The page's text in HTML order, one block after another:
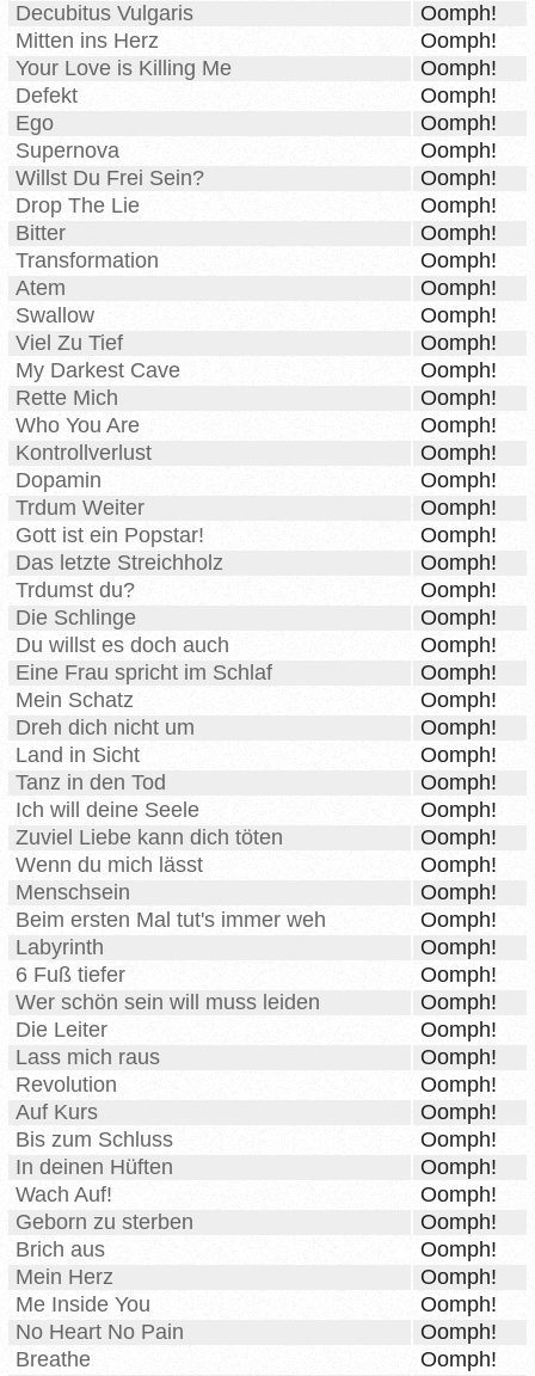
Decubitus Vulgaris
Oomph!
Mitten ins Herz
Oomph!
Your Love is Killing Me
Oomph!
Defekt
Oomph!
Ego
Oomph!
Supernova
Oomph!
Willst Du Frei Sein?
Oomph!
Drop The Lie
Oomph!
Bitter
Oomph!
Transformation
Oomph!
Atem
Oomph!
Swallow
Oomph!
Viel Zu Tief
Oomph!
My Darkest Cave
Oomph!
Rette Mich
Oomph!
Who You Are
Oomph!
Kontrollverlust
Oomph!
Dopamin
Oomph!
Trdum Weiter
Oomph!
Gott ist ein Popstar!
Oomph!
Das letzte Streichholz
Oomph!
Trdumst du?
Oomph!
Die Schlinge
Oomph!
Du willst es doch auch
Oomph!
Eine Frau spricht im Schlaf
Oomph!
Mein Schatz
Oomph!
Dreh dich nicht um
Oomph!
Land in Sicht
Oomph!
Tanz in den Tod
Oomph!
Ich will deine Seele
Oomph!
Zuviel Liebe kann dich töten
Oomph!
Wenn du mich lässt
Oomph!
Menschsein
Oomph!
Beim ersten Mal tut's immer weh
Oomph!
Labyrinth
Oomph!
6 Fuß tiefer
Oomph!
Wer schön sein will muss leiden
Oomph!
Die Leiter
Oomph!
Lass mich raus
Oomph!
Revolution
Oomph!
Auf Kurs
Oomph!
Bis zum Schluss
Oomph!
In deinen Hüften
Oomph!
Wach Auf!
Oomph!
Geborn zu sterben
Oomph!
Brich aus
Oomph!
Mein Herz
Oomph!
Me Inside You
Oomph!
No Heart No Pain
Oomph!
Breathe
Oomph!